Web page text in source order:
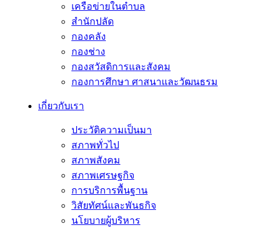
เครือข่ายในตำบล
สำนักปลัด
กองคลัง
กองช่าง
กองสวัสดิการและสังคม
กองการศึกษา ศาสนาและวัฒนธรม
เกี่ยวกับเรา
ประวัติความเป็นมา
สภาพทั่วไป
สภาพสังคม
สภาพเศรษฐกิจ
การบริการพื้นฐาน
วิสัยทัศน์และพันธกิจ
นโยบายผู้บริหาร